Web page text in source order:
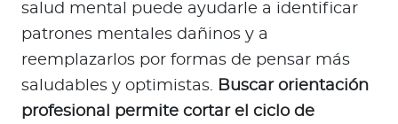
salud mental puede ayudarle a identificar
patrones mentales dañinos y a
reemplazarlos por formas de pensar más
saludables y optimistas. Buscar orientación
profesional permite cortar el ciclo de